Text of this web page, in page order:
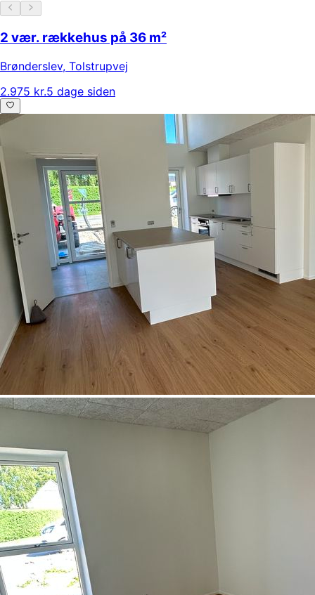
2 vær. rækkehus på 36 m²
Brønderslev, Tolstrupvej
2.975 kr.5 dage siden